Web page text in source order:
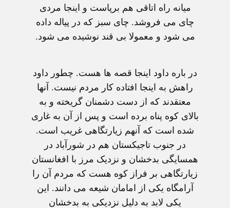
ميانه راه اتاقی هم برپاست و اينجا مردی
چای می فروشد. چای سبز که در پياله داده
می شود و معمولا بی قند نوشيده می شود.
در باره داود اينجا قصه ها هست. چطور داود
راهش به اينجا افتاده کار مردم نيست. آنها
معتقدند که از دست دشمنان گريخته و به
بالای کوه پناه برده است و پس از آن به غاری
شده است که آنهم زيارتگاهی غريب است.
در جنوب تاجيکستان هم در شورآباد در
همسايگی بدخشان و نزديک مرز با افغانستان
زيارتگاهی بر فراز کوه هست که مردم آن را
آرامگاه يکی از امامان شيعه می دانند. اين
يکی لابد به دليل نزديکی به بدخشان